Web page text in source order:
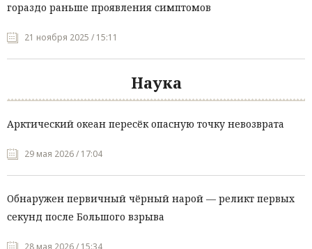
гораздо раньше проявления симптомов
21 ноября 2025 / 15:11
Наука
Арктический океан пересёк опасную точку невозврата
29 мая 2026 / 17:04
Обнаружен первичный чёрный нарой — реликт первых
секунд после Большого взрыва